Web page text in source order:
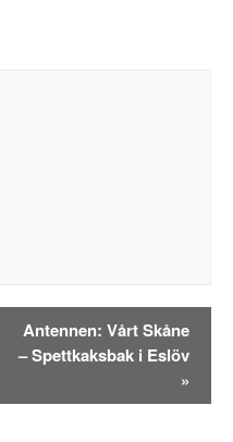
Antennen: Vårt Skåne
– Spettkaksbak i Eslöv
»